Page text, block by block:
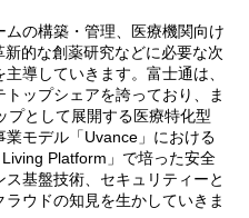
の構築・管理、医療機関向け
的な創薬研究などに必要な次
導していきます。富士通は、
ップシェアを誇っており、ま
プとして展開する医療特化型
モデル「Uvance」における
Platform」で培った安全
基盤技術、セキュリティーと
ウドの知見を生かしていきま